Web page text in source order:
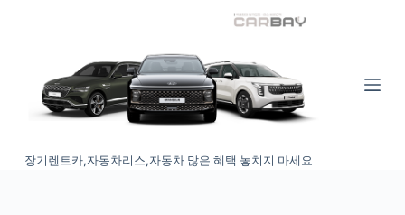
c장기렌트카,자동차리스,자동차 많은 혜택 놓치지 마세요